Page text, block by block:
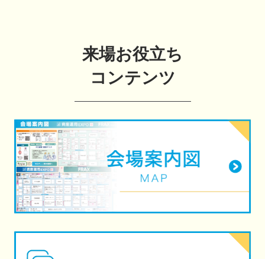
来場お役立ち
コンテンツ